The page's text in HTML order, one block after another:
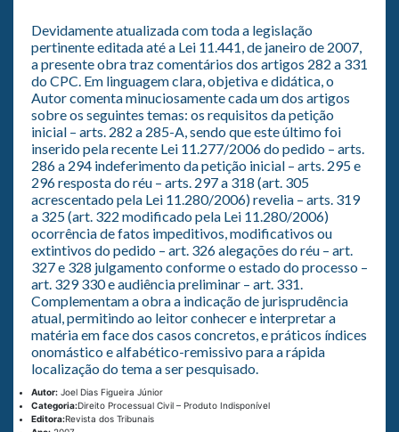
Devidamente atualizada com toda a legislação
pertinente editada até a Lei 11.441, de janeiro de 2007,
a presente obra traz comentários dos artigos 282 a 331
do CPC. Em linguagem clara, objetiva e didática, o
Autor comenta minuciosamente cada um dos artigos
sobre os seguintes temas: os requisitos da petição
inicial – arts. 282 a 285-A, sendo que este último foi
inserido pela recente Lei 11.277/2006 do pedido – arts.
286 a 294 indeferimento da petição inicial – arts. 295 e
296 resposta do réu – arts. 297 a 318 (art. 305
acrescentado pela Lei 11.280/2006) revelia – arts. 319
a 325 (art. 322 modificado pela Lei 11.280/2006)
ocorrência de fatos impeditivos, modificativos ou
extintivos do pedido – art. 326 alegações do réu – art.
327 e 328 julgamento conforme o estado do processo –
art. 329 330 e audiência preliminar – art. 331.
Complementam a obra a indicação de jurisprudência
atual, permitindo ao leitor conhecer e interpretar a
matéria em face dos casos concretos, e práticos índices
onomástico e alfabético-remissivo para a rápida
localização do tema a ser pesquisado.
Autor: Joel Dias Figueira Júnior
Categoria:Direito Processual Civil – Produto Indisponível
Editora:Revista dos Tribunais